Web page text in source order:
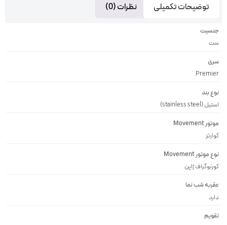
توضیحات تکمیلی نظرات (0)
جنسیت
ست
سری
Premier
نوع بند
استیل (stainless steel)
موتور Movement
کوارتز
نوع موتور Movement
کورنوگراف ژاپن
عقربه شب نما
دارد
تقویم